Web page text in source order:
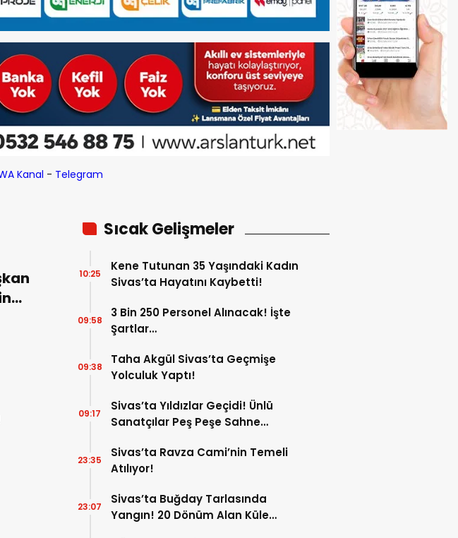
Kanal - Telegram
Sıcak Gelişmeler
Kene Tutunan 35 Yaşındaki Kadın
Sivas’ta Hayatını Kaybetti!
10:25
3 Bin 250 Personel Alınacak! İşte
Şartlar…
09:58
Taha Akgül Sivas’ta Geçmişe
Yolculuk Yaptı!
09:38
Sivas’ta Yıldızlar Geçidi! Ünlü
Sanatçılar Peş Peşe Sahne
09:17
Sivas’ta Ravza Cami’nin Temeli
Atılıyor!
23:35
Sivas’ta Buğday Tarlasında
Yangın! 20 Dönüm Alan Küle
23:07